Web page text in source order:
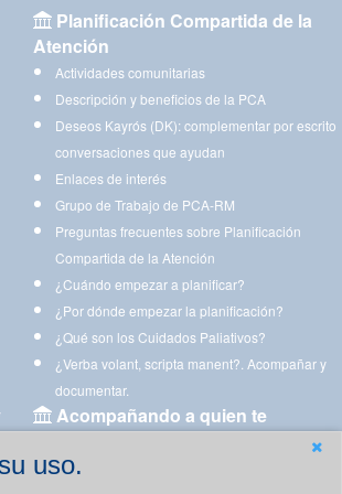
uso.
Planificación Compartida de la
Atención
Actividades comunitarias
Descripción y beneficios de la PCA
Deseos Kayrós (DK): complementar por escrito
conversaciones que ayudan
Enlaces de interés
Grupo de Trabajo de PCA-RM
Preguntas frecuentes sobre Planificación
Compartida de la Atención
¿Cuándo empezar a planificar?
¿Por dónde empezar la planificación?
¿Qué son los Cuidados Paliativos?
¿Verba volant, scripta manent?. Acompañar y
documentar.
Acompañando a quien te
Aplicaciones para descargar